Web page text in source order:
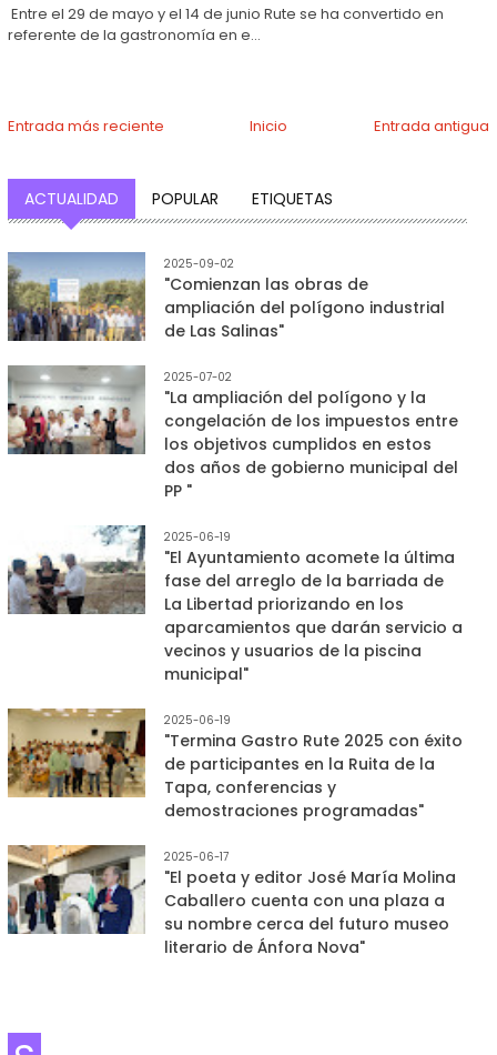
Entre el 29 de mayo y el 14 de junio Rute se ha convertido en
referente de la gastronomía en e...
Entrada más reciente Entrada antigua
Inicio
ACTUALIDAD POPULAR ETIQUETAS
2025-09-02
"Comienzan las obras de
ampliación del polígono industrial
de Las Salinas"
2025-07-02
"La ampliación del polígono y la
congelación de los impuestos entre
los objetivos cumplidos en estos
dos años de gobierno municipal del
PP "
2025-06-19
"El Ayuntamiento acomete la última
fase del arreglo de la barriada de
La Libertad priorizando en los
aparcamientos que darán servicio a
vecinos y usuarios de la piscina
municipal"
2025-06-19
"Termina Gastro Rute 2025 con éxito
de participantes en la Ruita de la
Tapa, conferencias y
demostraciones programadas"
2025-06-17
"El poeta y editor José María Molina
Caballero cuenta con una plaza a
su nombre cerca del futuro museo
literario de Ánfora Nova"